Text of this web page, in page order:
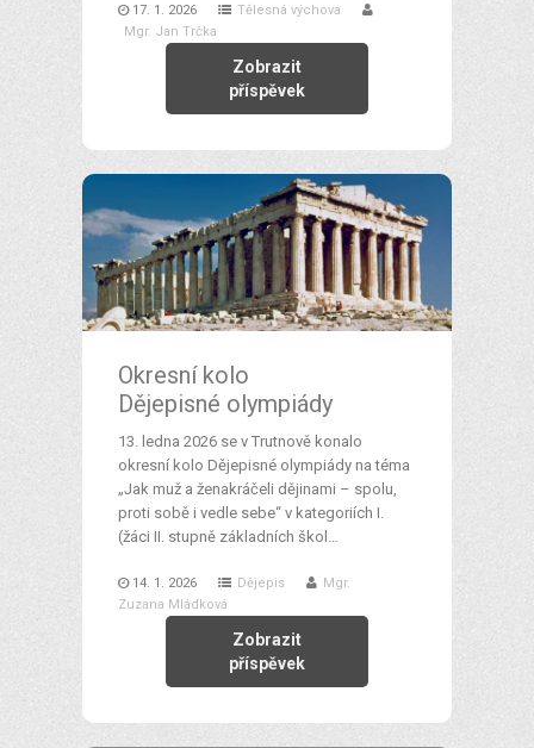
17. 1. 2026
Tělesná výchova
Mgr. Jan Trčka
Zobrazit
příspěvek
Okresní kolo
Dějepisné olympiády
13. ledna 2026 se v Trutnově konalo
okresní kolo Dějepisné olympiády na téma
„Jak muž a ženakráčeli dějinami – spolu,
proti sobě i vedle sebe“ v kategoriích I.
(žáci II. stupně základních škol…
14. 1. 2026 Dějepis
Mgr.
Zuzana Mládková
Zobrazit
příspěvek